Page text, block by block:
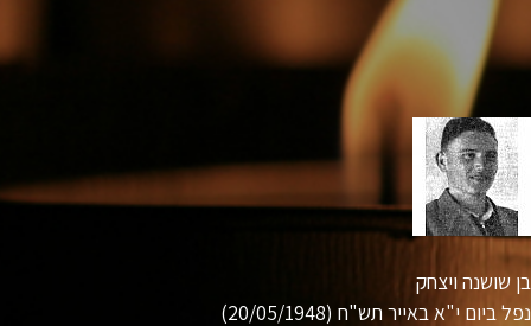
ויצחק
ביום י"א באייר תש"ח (20/05/1948)